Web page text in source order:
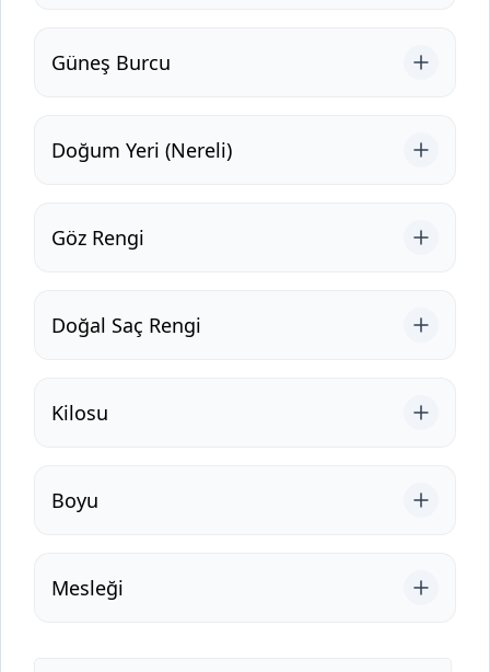
Güneş Burcu
Doğum Yeri (Nereli)
Göz Rengi
Doğal Saç Rengi
Kilosu
Boyu
Mesleği